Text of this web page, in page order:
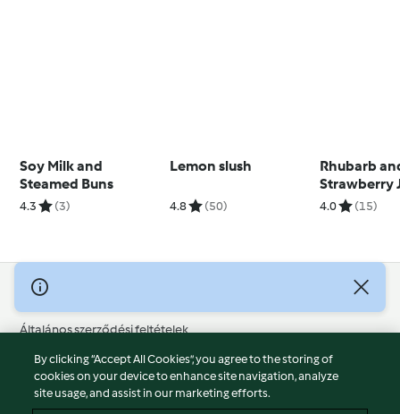
Soy Milk and
Steamed Buns
4.3 (3)
Lemon slush
4.8 (50)
Rhubarb
Strawberry
4.0 (15)
© Szerzői jog 2026
Általános szerződési feltételek
Adatvédelmi irányelvek
Jogi nyilatkozat
Cégjelzés
By clicking “Accept All Cookies”, you agree to the storing of
cookies on your device to enhance site navigation, analyze
site usage, and assist in our marketing efforts.